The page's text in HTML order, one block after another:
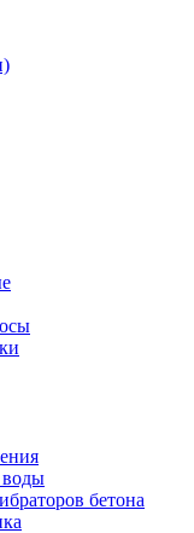
воды
бетона